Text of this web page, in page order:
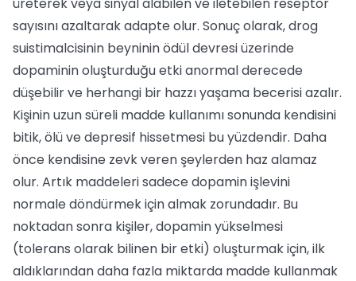
sayısını azaltarak adapte olur. Sonuç olarak, drog
suistimalcisinin beyninin ödül devresi üzerinde
dopaminin oluşturduğu etki anormal derecede
düşebilir ve herhangi bir hazzı yaşama becerisi azalır.
Kişinin uzun süreli madde kullanımı sonunda kendisini
bitik, ölü ve depresif hissetmesi bu yüzdendir. Daha
önce kendisine zevk veren şeylerden haz alamaz
olur. Artık maddeleri sadece dopamin işlevini
normale döndürmek için almak zorundadır. Bu
noktadan sonra kişiler, dopamin yükselmesi
(tolerans olarak bilinen bir etki) oluşturmak için, ilk
aldıklarından daha fazla miktarda madde kullanmak